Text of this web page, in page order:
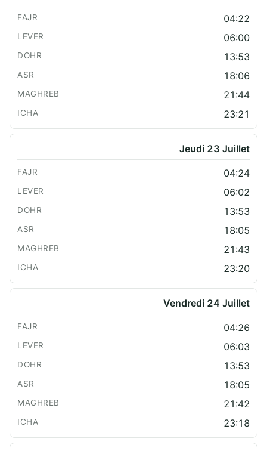
04:22
06:00
13:53
18:06
21:44
23:21
Jeudi 23 Juillet
04:24
06:02
13:53
18:05
21:43
23:20
Vendredi 24 Juillet
04:26
06:03
13:53
18:05
21:42
23:18